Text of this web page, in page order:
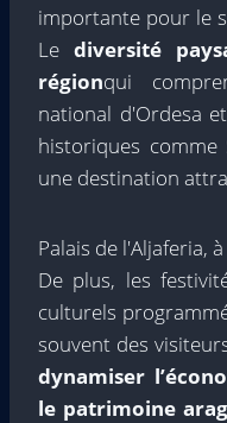
importante pour le
Le diversité
régionqui
national d'Ordesa
historiques
une destination
Palais de l'Aljaferia,
De plus, les
culturels
souvent des
dynamiser
le patrimoine